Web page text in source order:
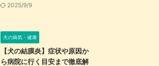
2025/9/9
犬の病気・健康
【犬の結膜炎】症状や原因か
ら病院に行く目安まで徹底解